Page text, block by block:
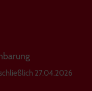
27.04.2026